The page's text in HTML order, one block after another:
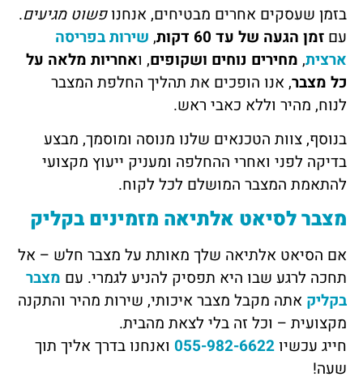
בזמן שעסקים אחרים מבטיחים, אנחנופשוט מגיעים.
עם זמן הגעה של עד 60 דקות , שירות בפריסה
ארצית, מחירים נוחים ושקופים, ואחריות מלאה על
כל מצבר, אנו הופכים את תהליך החלפת המצבר
לנוח, מהיר וללא כאבי ראש.
בנוסף, צוות הטכנאים שלנו מנוסה ומוסמך, מבצע
בדיקה לפני ואחרי ההחלפה ומעניק ייעוץ מקצועי
להתאמת המצבר המושלם לכל לקוח.
מצבר לסיאט אלתיאה מזמינים בקליק
אם הסיאט אלתיאה שלך מאותת על מצבר חלש – אל
תחכה לרגע שבו היא תפסיק להניע לגמרי. עם מצבר
בקליק אתה מקבל מצבר איכותי, שירות מהיר והתקנה
מקצועית – וכל זה בלי לצאת מהבית.
חייג עכשיו 055-982-6622 ואנחנו בדרך אליך תוך
שעה!